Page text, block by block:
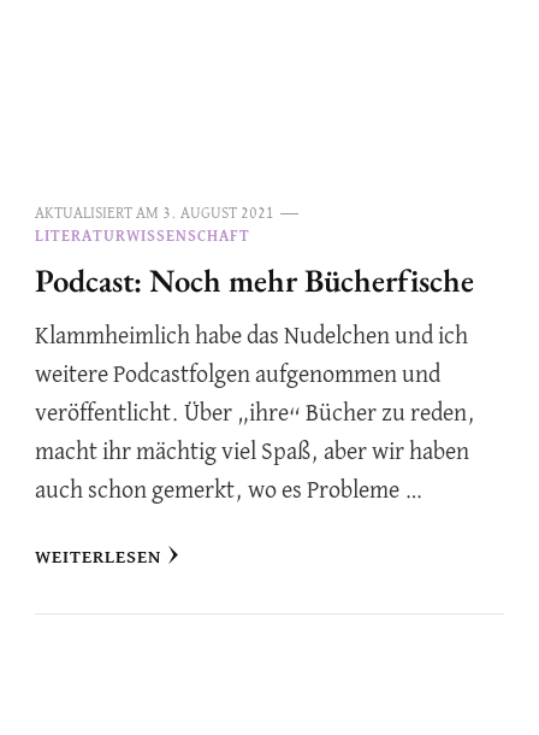
AKTUALISIERT AM 3. AUGUST 2021
LITERATURWISSENSCHAFT
Podcast: Noch mehr Bücherfische
Klammheimlich habe das Nudelchen und ich
weitere Podcastfolgen aufgenommen und
veröffentlicht. Über „ihre“ Bücher zu reden,
macht ihr mächtig viel Spaß, aber wir haben
auch schon gemerkt, wo es Probleme …
WEITERLESEN